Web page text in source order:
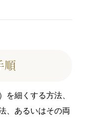
順
を細くする方法、
、あるいはその両